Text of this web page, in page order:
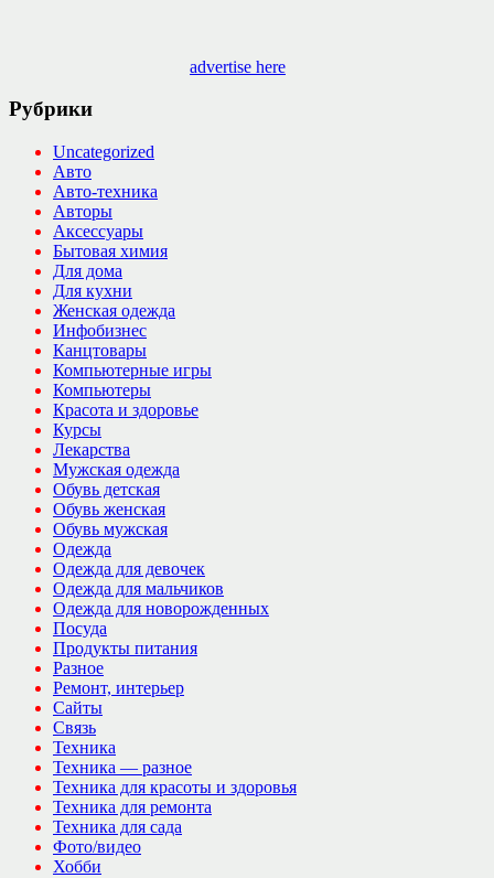
advertise here
Рубрики
Uncategorized
Авто
Авто-техника
Авторы
Аксессуары
Бытовая химия
Для дома
Для кухни
Женская одежда
Инфобизнес
Канцтовары
Компьютерные игры
Компьютеры
Красота и здоровье
Курсы
Лекарства
Мужская одежда
Обувь детская
Обувь женская
Обувь мужская
Одежда
Одежда для девочек
Одежда для мальчиков
Одежда для новорожденных
Посуда
Продукты питания
Разное
Ремонт, интерьер
Сайты
Связь
Техника
Техника — разное
Техника для красоты и здоровья
Техника для ремонта
Техника для сада
Фото/видео
Хобби